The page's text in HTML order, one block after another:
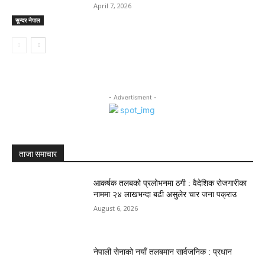
सुन्दर नेपाल
April 7, 2026
- Advertisment -
ताजा समाचार
आकर्षक तलबको प्रलोभनमा ठगी : वैदेशिक रोजगारीका
नाममा २४ लाखभन्दा बढी असुलेर चार जना पक्राउ
August 6, 2026
नेपाली सेनाको नयाँ तलबमान सार्वजनिक : प्रधान